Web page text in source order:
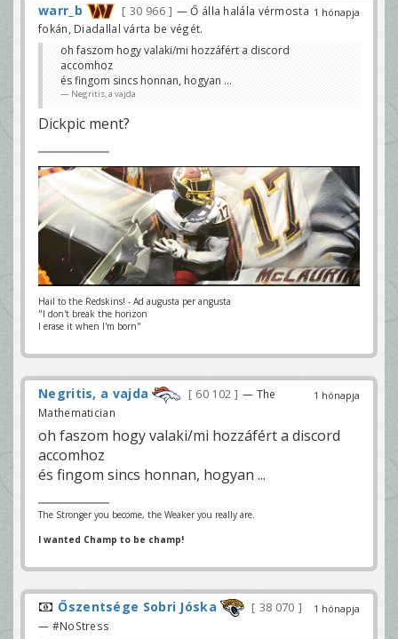
1 hónapja
warr_b 30 966
— Ő álla halála vérmosta
fokán, Diadallal várta be végét.
oh faszom hogy valaki/mi hozzáfért a discord
accomhoz
és fingom sincs honnan, hogyan ...
Negritis, a vajda
Dickpic ment?
Hail to the Redskins! - Ad augusta per angusta
"I don't break the horizon
I erase it when I'm born"
1 hónapja
Negritis, a vajda 60 102
— The
Mathematician
oh faszom hogy valaki/mi hozzáfért a discord
accomhoz
és fingom sincs honnan, hogyan ...
The Stronger you become, the Weaker you really are.
I wanted Champ to be champ!
1 hónapja
Őszentsége Sobri Jóska 38 070
— #NoStress